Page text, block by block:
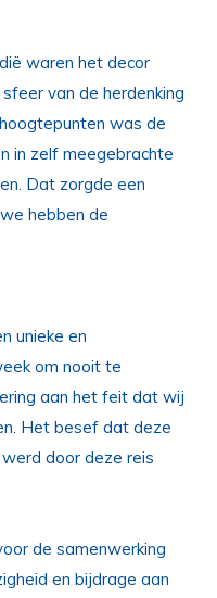
waren het decor
van de herdenking
was de
in zelf meegebrachte
Dat zorgde een
hebben de
unieke en
om nooit te
aan het feit dat wij
Het besef dat deze
door deze reis
de samenwerking
en bijdrage aan